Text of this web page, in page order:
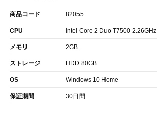
商品コード 82055
CPU Intel Core 2 Duo T7500 2.26GHz
メモリ 2GB
ストレージ HDD 80GB
OS Windows 10 Home
保証期間 30日間